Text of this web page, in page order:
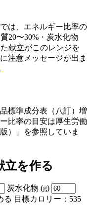
は、エネルギー比率の
20〜30%・炭水化物
献立がこのレンジを
注意メッセージが出ま
標準成分表（八訂）増
比率の目安は厚生労働
）」を参照していま
立を作る
炭水化物 (g)
る 目標カロリー： 535